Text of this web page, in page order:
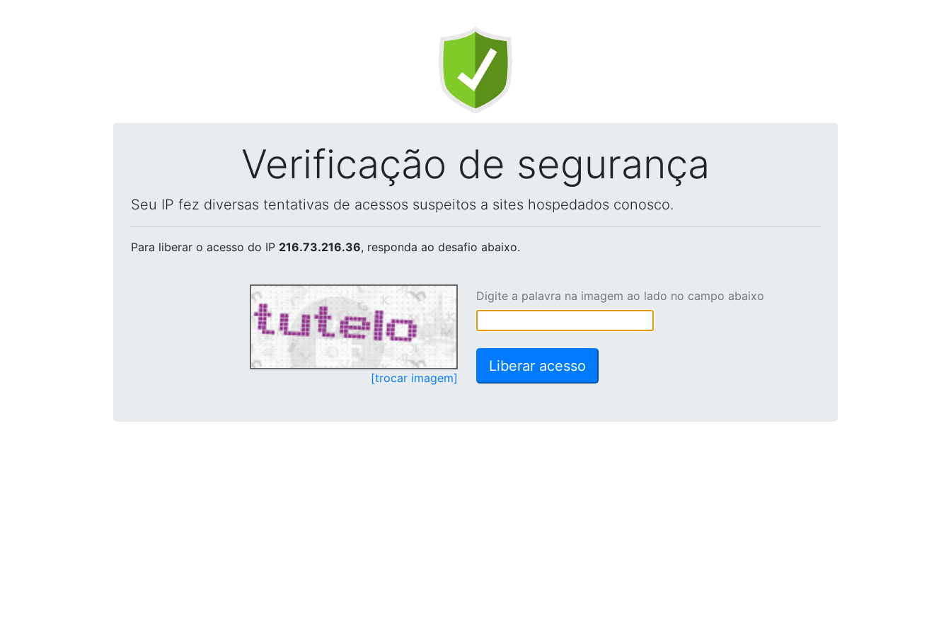
Verificação de segurança
Seu IP fez diversas tentativas de acessos suspeitos a sites hospedados conosco.
Para liberar o acesso do IP 216.73.216.36, responda ao desafio abaixo.
[trocar imagem]
Digite a palavra na imagem ao lado no campo abaixo